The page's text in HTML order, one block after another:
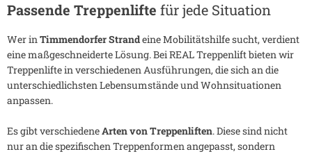
Passende Treppenlifte für jede Situation
Wer inTimmendorfer Strandeine Mobilitätshilfe sucht, verdient
eine maßgeschneiderte Lösung. Bei REAL Treppenlift bieten wir
Treppenlifte in verschiedenen Ausführungen, die sich an die
unterschiedlichsten Lebensumstände und Wohnsituationen
anpassen.
Es gibt verschiedeneArten von Treppenliften. Diese sind nicht
nur an die spezifischen Treppenformen angepasst, sondern